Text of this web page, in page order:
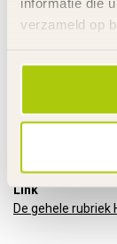
verzameld op
Standaard
Bel
Stuurhoogte
Gewicht product
Link
De gehele rubriek